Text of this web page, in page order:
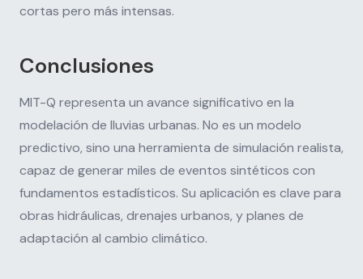
cortas pero más intensas.
Conclusiones
MIT-Q representa un avance significativo en la
modelación de lluvias urbanas. No es un modelo
predictivo, sino una herramienta de simulación realista,
capaz de generar miles de eventos sintéticos con
fundamentos estadísticos. Su aplicación es clave para
obras hidráulicas, drenajes urbanos, y planes de
adaptación al cambio climático.